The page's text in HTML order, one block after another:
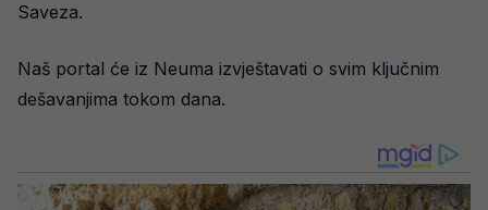
Saveza.
Naš portal će iz Neuma izvještavati o svim ključnim
dešavanjima tokom dana.